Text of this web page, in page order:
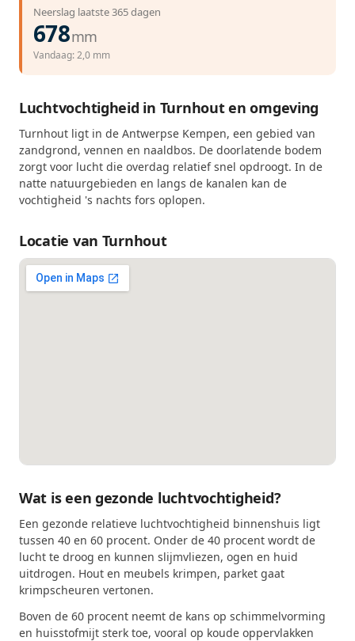
Neerslag laatste 365 dagen
678mm
Vandaag: 2,0 mm
Luchtvochtigheid in Turnhout en omgeving
Turnhout ligt in de Antwerpse Kempen, een gebied van
zandgrond, vennen en naaldbos. De doorlatende bodem
zorgt voor lucht die overdag relatief snel opdroogt. In de
natte natuurgebieden en langs de kanalen kan de
vochtigheid 's nachts fors oplopen.
Locatie van Turnhout
Wat is een gezonde luchtvochtigheid?
Een gezonde relatieve luchtvochtigheid binnenshuis ligt
tussen 40 en 60 procent. Onder de 40 procent wordt de
lucht te droog en kunnen slijmvliezen, ogen en huid
uitdrogen. Hout en meubels krimpen, parket gaat
krimpscheuren vertonen.
Boven de 60 procent neemt de kans op schimmelvorming
en huisstofmijt sterk toe, vooral op koude oppervlakken